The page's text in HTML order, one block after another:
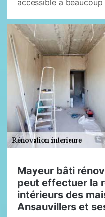
accessible à beaucoup
Mayeur bâti
peut effectuer la
intérieurs des
Ansauvillers et